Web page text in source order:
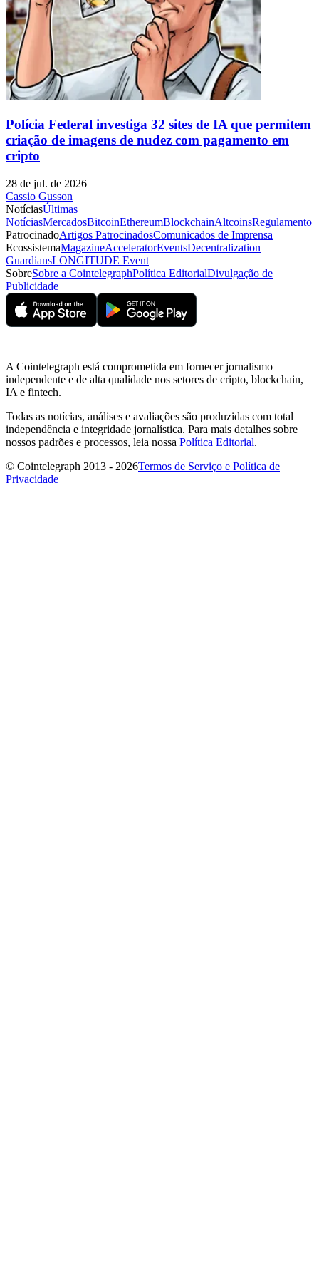
Polícia Federal investiga 32 sites de IA que permitem
criação de imagens de nudez com pagamento em
cripto
28 de jul. de 2026
Cassio Gusson
NotíciasÚltimas
NotíciasMercadosBitcoinEthereumBlockchainAltcoinsRegulamento
PatrocinadoArtigos PatrocinadosComunicados de Imprensa
EcossistemaMagazineAcceleratorEventsDecentralization
GuardiansLONGITUDE Event
SobreSobre a CointelegraphPolítica EditorialDivulgação de
Publicidade
A Cointelegraph está comprometida em fornecer jornalismo
independente e de alta qualidade nos setores de cripto, blockchain,
IA e fintech.
Todas as notícias, análises e avaliações são produzidas com total
independência e integridade jornalística. Para mais detalhes sobre
nossos padrões e processos, leia nossa Política Editorial.
© Cointelegraph 2013 - 2026Termos de Serviço e Política de
Privacidade